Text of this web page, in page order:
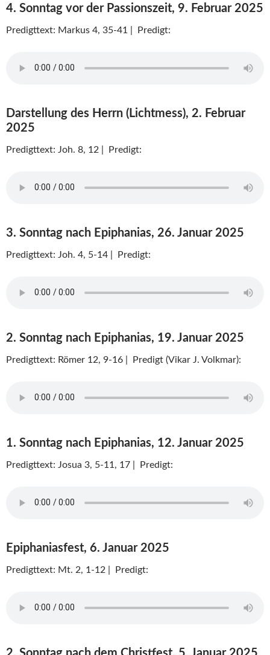
4. Sonntag vor der Passionszeit, 9. Februar 2025
Predigttext: Markus 4, 35-41 | Predigt:
Darstellung des Herrn (Lichtmess), 2. Februar
2025
Predigttext: Joh. 8, 12 | Predigt:
3. Sonntag nach Epiphanias, 26. Januar 2025
Predigttext: Joh. 4, 5-14 | Predigt:
2. Sonntag nach Epiphanias, 19. Januar 2025
Predigttext: Römer 12, 9-16 | Predigt (Vikar J. Volkmar):
1. Sonntag nach Epiphanias, 12. Januar 2025
Predigttext: Josua 3, 5-11, 17 | Predigt:
Epiphaniasfest, 6. Januar 2025
Predigttext: Mt. 2, 1-12 | Predigt: